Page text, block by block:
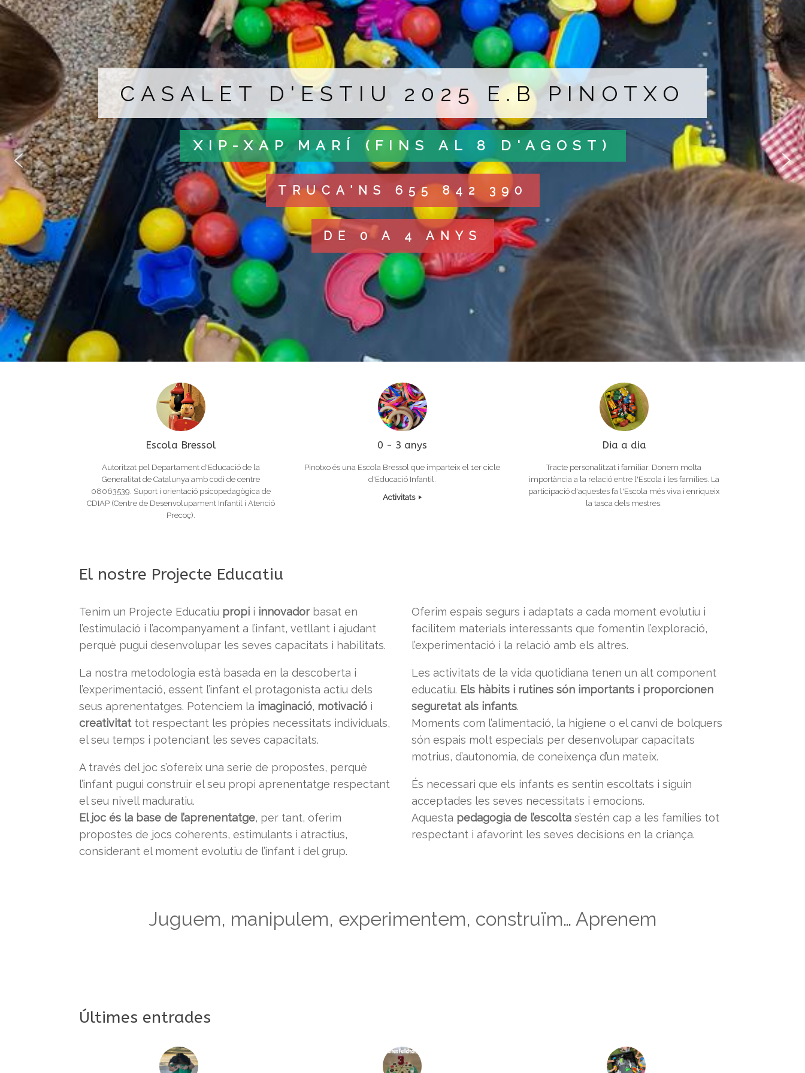
CASALET D'ESTIU 2025 E.B PINOTXO
XIP-XAP MARÍ (FINS AL 8 D'AGOST)
TRUCA'NS 655 842 390
DE 0 A 4 ANYS
Escola Bressol
Autoritzat pel Departament d'Educació de la
Generalitat de Catalunya amb codi de centre
08063539. Suport i orientació psicopedagògica de
CDIAP (Centre de Desenvolupament Infantil i Atenció
Precoç).
0 - 3 anys
Pinotxo és una Escola Bressol que imparteix el 1er cicle
d'Educació Infantil.
Activitats
Dia a dia
Tracte personalitzat i familiar. Donem molta
importància a la relació entre l'Escola i les famílies. La
participació d'aquestes fa l'Escola més viva i enriqueix
la tasca dels mestres.
El nostre Projecte Educatiu
Tenim un Projecte Educatiu propi i innovadorbasat en
l’estimulació i l’acompanyament a l’infant, vetllant i ajudant
perquè pugui desenvolupar les seves capacitats i habilitats.
La nostra metodologia està basada en la descoberta i
l’experimentació, essent l’infant el protagonista actiu dels
seus aprenentatges. Potenciem la imaginació, motivació i
creativitattot respectant les pròpies necessitats individuals,
el seu temps i potenciant les seves capacitats.
A través del joc s’ofereix una serie de propostes, perquè
l’infant pugui construir el seu propi aprenentatge respectant
el seu nivell maduratiu.
El joc és la base de l’aprenentatge, per tant, oferim
propostes de jocs coherents, estimulants i atractius,
considerant el moment evolutiu de l’infant i del grup.
Oferim espais segurs i adaptats a cada moment evolutiu i
facilitem materials interessants que fomentin l’exploració,
l’experimentació i la relació amb els altres.
Les activitats de la vida quotidiana tenen un alt component
educatiu. Els hàbits i rutines són importants i proporcionen
seguretat als infants.
Moments com l’alimentació, la higiene o el canvi de bolquers
són espais molt especials per desenvolupar capacitats
motrius, d’autonomia, de coneixença d’un mateix.
És necessari que els infants es sentin escoltats i siguin
acceptades les seves necessitats i emocions.
Aquesta pedagogia de l’escolta s’estén cap a les famílies tot
respectant i afavorint les seves decisions en la criança.
Juguem, manipulem, experimentem, construïm… Aprenem
Últimes entrades